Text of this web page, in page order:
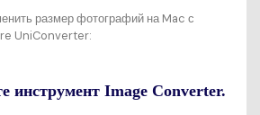
размер фотографий на Mac с
UniConverter:
инструмент Image Converter.